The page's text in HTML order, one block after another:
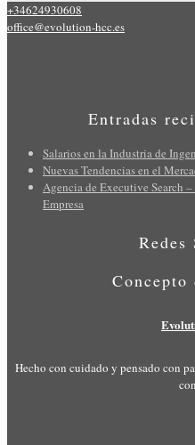
+34624930608
office@evolution-hcc.es
Entradas
Salarios en la Industria de
Nuevas Tendencias en el
Agencia de Executive Search
Empresa
Redes
Hecho con cuidado y pensado con